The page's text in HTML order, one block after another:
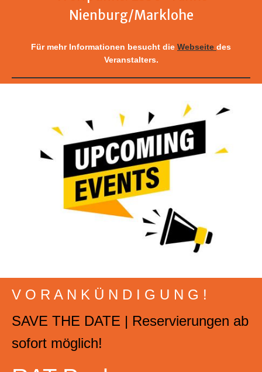
Nienburg/Marklohe
Für mehr Informationen besucht die Webseite des
Veranstalters.
V O R A N K Ü N D I G U N G !
SAVE THE DATE | Reservierungen ab
sofort möglich!